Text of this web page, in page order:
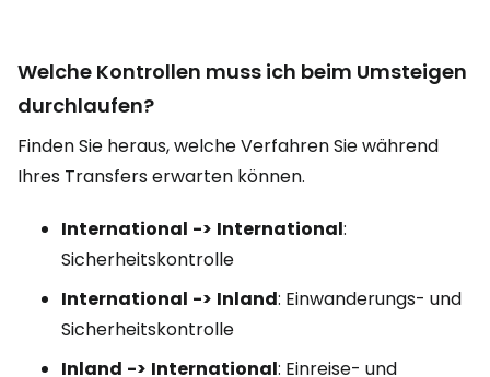
Welche Kontrollen muss ich beim Umsteigen
durchlaufen?
Finden Sie heraus, welche Verfahren Sie während
Ihres Transfers erwarten können.
International -> International:
Sicherheitskontrolle
International -> Inland: Einwanderungs- und
Sicherheitskontrolle
Inland -> International: Einreise- und